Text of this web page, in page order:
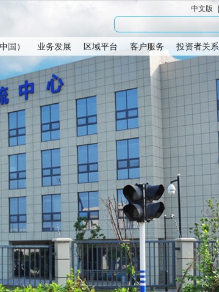
中文版
国） 业务发展 区域平台 客户服务
投资者关系